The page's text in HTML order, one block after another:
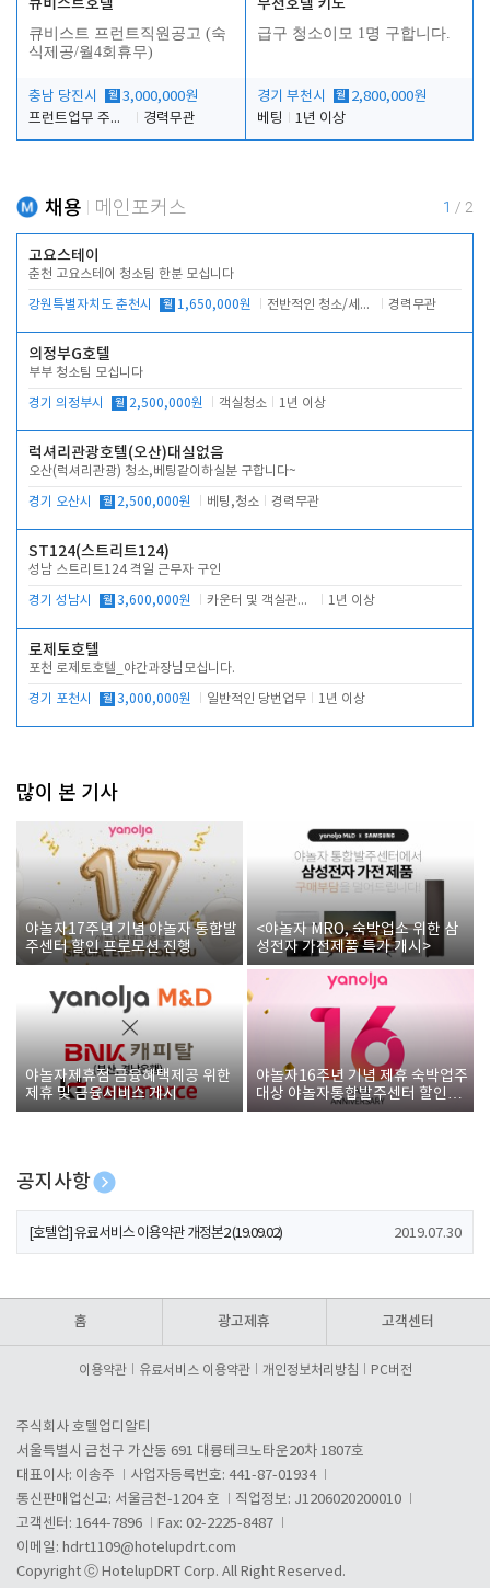
큐비스트호텔
큐비스트 프런트직원공고 (숙
식제공/월4회휴무)
충남 당진시 월 3,000,000원
프런트업무 주간, 야간
경력무관
부천호텔 키노
급구 청소이모 1명 구합니다.
경기 부천시 월 2,800,000원
베팅
1년 이상
채용 메인포커스 1 / 2
고요스테이
춘천 고요스테이 청소팀 한분 모십니다
강원특별자치도 춘천시 월 1,650,000원 전반적인 청소/세탁업무 경력무관
의정부G호텔
부부 청소팀 모십니다
경기 의정부시 월 2,500,000원 객실청소 1년 이상
럭셔리관광호텔(오산)대실없음
오산(럭셔리관광) 청소,베팅같이하실분 구합니다~
경기 오산시 월 2,500,000원 베팅,청소 경력무관
ST124(스트리트124)
성남 스트리트124 격일 근무자 구인
경기 성남시 월 3,600,000원 카운터 및 객실관리 전반 1년 이상
로제토호텔
포천 로제토호텔_야간과장님모십니다.
경기 포천시 월 3,000,000원 일반적인 당번업무 1년 이상
많이 본 기사
야놀자17주년 기념 야놀자 통합발
주센터 할인 프로모션 진행
<야놀자 MRO, 숙박업소 위한 삼
성전자 가전제품 특가 개시>
야놀자제휴점 금융혜택제공 위한
제휴 및 금융서비스 게시
야놀자16주년 기념 제휴 숙박업주
대상 야놀자통합발주센터 할인쿠
폰 증정
공지사항
[호텔업] 개인정보 처리방침 개정본1 (19.09.02)
[호텔업] 유료서비스 이용약관 개정본2 (19.09.02) 2019.07.30
홈 광고제휴 고객센터
이용약관 유료서비스 이용약관 개인정보처리방침 PC버전
주식회사 호텔업디알티
서울특별시 금천구 가산동 691 대륭테크노타운20차 1807호
대표이사: 이송주
사업자등록번호: 441-87-01934
통신판매업신고: 서울금천-1204 호
직업정보: J1206020200010
고객센터: 1644-7896
Fax: 02-2225-8487
이메일: hdrt1109@hotelupdrt.com
Copyright ⓒ HotelupDRT Corp. All Right Reserved.